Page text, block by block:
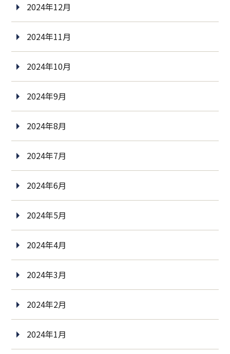
2024年12月
2024年11月
2024年10月
2024年9月
2024年8月
2024年7月
2024年6月
2024年5月
2024年4月
2024年3月
2024年2月
2024年1月